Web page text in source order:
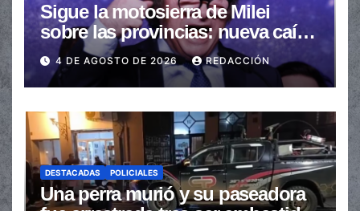
Sigue la motosierra de Milei
sobre las provincias: nueva caída
de las transferencias no
automáticas
4 DE AGOSTO DE 2026 REDACCIÓN
DESTACADAS POLICIALES
Una perra murió y su paseadora